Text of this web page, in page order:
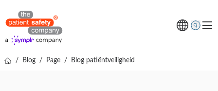
/ Blog / Page / Blog patiëntveiligheid